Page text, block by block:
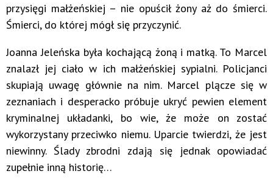
przysięgi małżeńskiej – nie opuścił żony aż do śmierci.
Śmierci, do której mógł się przyczynić.
Joanna Jeleńska była kochającą żoną i matką. To Marcel
znalazł jej ciało w ich małżeńskiej sypialni. Policjanci
skupiają uwagę głównie na nim. Marcel plącze się w
zeznaniach i desperacko próbuje ukryć pewien element
kryminalnej układanki, bo wie, że może on zostać
wykorzystany przeciwko niemu. Uparcie twierdzi, że jest
niewinny. Ślady zbrodni zdają się jednak opowiadać
zupełnie inną historię…